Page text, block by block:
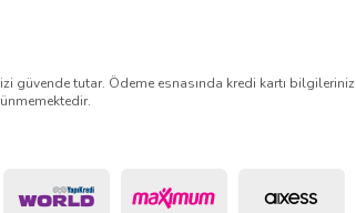
güvende tutar. Ödeme esnasında kredi kartı bilgileriniz